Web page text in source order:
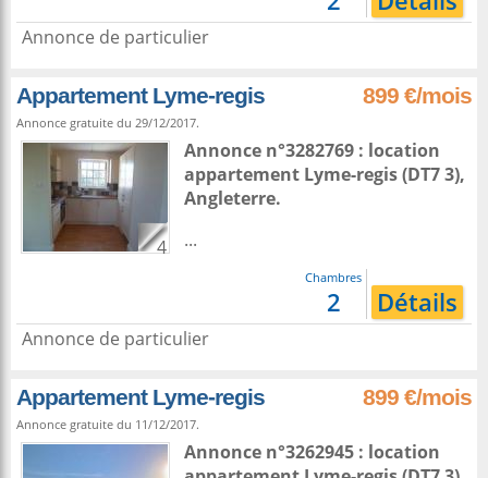
Annonce de particulier
Appartement Lyme-regis 899 €/mois
Annonce gratuite du 29/12/2017.
4
Annonce n°3282769 : location
appartement Lyme-regis(DT7 3),
Angleterre.
...
Chambres
2 Détails
Annonce de particulier
Appartement Lyme-regis 899 €/mois
Annonce gratuite du 11/12/2017.
Annonce n°3262945 : location